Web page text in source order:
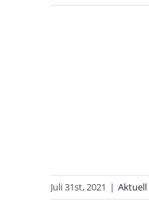
Juli 31st, 2021 | Aktuell